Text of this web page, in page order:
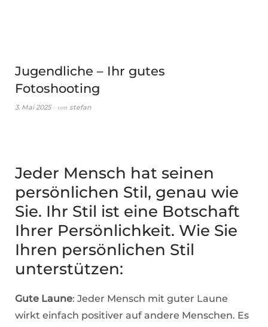
Jugendliche – Ihr gutes
Fotoshooting
3. Mai 2025 von stefan
Jeder Mensch hat seinen
persönlichen Stil, genau wie
Sie. Ihr Stil ist eine Botschaft
Ihrer Persönlichkeit. Wie Sie
Ihren persönlichen Stil
unterstützen:
Gute Laune: Jeder Mensch mit guter Laune
wirkt einfach positiver auf andere Menschen. Es